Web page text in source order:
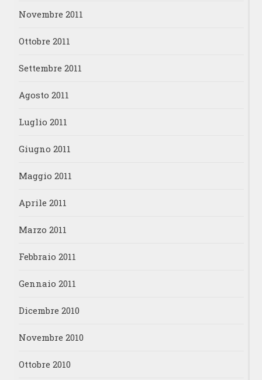
Novembre 2011
Ottobre 2011
Settembre 2011
Agosto 2011
Luglio 2011
Giugno 2011
Maggio 2011
Aprile 2011
Marzo 2011
Febbraio 2011
Gennaio 2011
Dicembre 2010
Novembre 2010
Ottobre 2010